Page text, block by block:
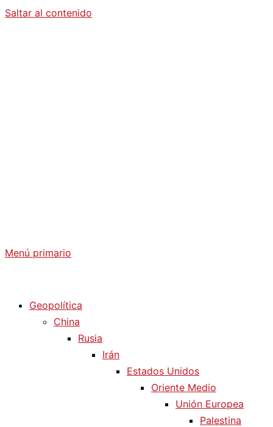
Saltar al contenido
Menú primario
Geopolítica
China
Rusia
Irán
Estados Unidos
Oriente Medio
Unión Europea
Palestina